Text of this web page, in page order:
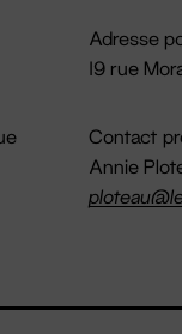
Adresse
19 rue
Contact
Annie